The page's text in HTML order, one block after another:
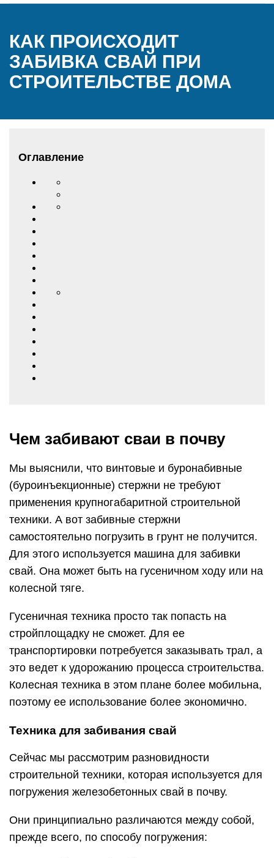
КАК ПРОИСХОДИТ
ЗАБИВКА СВАЙ ПРИ
СТРОИТЕЛЬСТВЕ ДОМА
Оглавление
Чем забивают сваи в почву
Мы выяснили, что винтовые и буронабивные
(буроинъекционные) стержни не требуют
применения крупногабаритной строительной
техники. А вот забивные стержни
самостоятельно погрузить в грунт не получится.
Для этого используется машина для забивки
свай. Она может быть на гусеничном ходу или на
колесной тяге.
Гусеничная техника просто так попасть на
стройплощадку не сможет. Для ее
транспортировки потребуется заказывать трал, а
это ведет к удорожанию процесса строительства.
Колесная техника в этом плане более мобильна,
поэтому ее использование более экономично.
Техника для забивания свай
Сейчас мы рассмотрим разновидности
строительной техники, которая используется для
погружения железобетонных свай в почву.
Они принципиально различаются между собой,
прежде всего, по способу погружения: